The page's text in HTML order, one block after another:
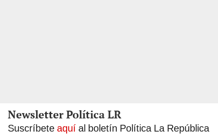
Newsletter Política LR
Suscríbete aquí al boletín Política La República